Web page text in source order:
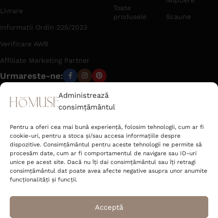
Administrează
consimțământul
Pentru a oferi cea mai bună experiență, folosim tehnologii, cum ar fi
cookie-uri, pentru a stoca și/sau accesa informațiile despre
dispozitive. Consimțământul pentru aceste tehnologii ne permite să
procesăm date, cum ar fi comportamentul de navigare sau ID-uri
unice pe acest site. Dacă nu îți dai consimțământul sau îți retragi
consimțământul dat poate avea afecte negative asupra unor anumite
funcționalități și funcții.
Acceptă
îmbătrânesc — frumos, nu obosit. Fiecare piesă trece printr-
un filtru simplu înainte să ajungă în catalog: să fie frumoasă,
bine făcută și să reziste în timp. Fără promisiuni goale —
Livrare
Informatii Ordin 225/2023
Verificare AWB
Affiliate Marketing Partner
Toate
produsele
Scaune
Urmareste-ne:
Tel: +40 723 462 142
Strada Râtului nr. 6 Sat Jucu de Mijloc,
Comuna Jucu Cluj 407353, România
Deco Corner S.R.L.
CUI 52089400